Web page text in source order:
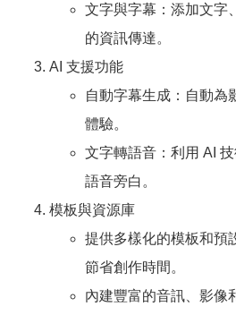
文字與字幕：添加文字
的資訊傳達。
AI 支援功能
自動字幕生成：自動為
體驗。
文字轉語音：利用 AI
語音旁白。
模板與資源庫
提供多樣化的模板和預
節省創作時間。
內建豐富的音訊、影像